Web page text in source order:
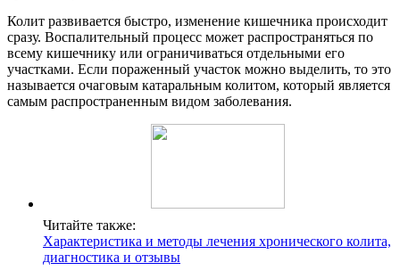
Колит развивается быстро, изменение кишечника происходит
сразу. Воспалительный процесс может распространяться по
всему кишечнику или ограничиваться отдельными его
участками. Если пораженный участок можно выделить, то это
называется очаговым катаральным колитом, который является
самым распространенным видом заболевания.
Читайте также:
Характеристика и методы лечения хронического колита,
диагностика и отзывы